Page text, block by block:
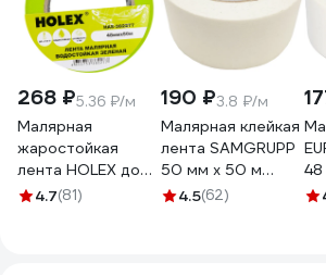
268 ₽5.36 ₽/м
Малярная
жаростойкая
лента HOLEX до
100С, зеленая,
4.7(81)
190 ₽3.8 ₽/м
Малярная клейкая
лента SAMGRUPP
50 мм х 50 м
SAMC-
4.5(62)